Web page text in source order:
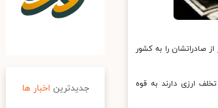
از صادراتشان را به کشور
گروه‌های جدیدی که تخلف ارزی دارند به قوه جدیدترین اخبار ها